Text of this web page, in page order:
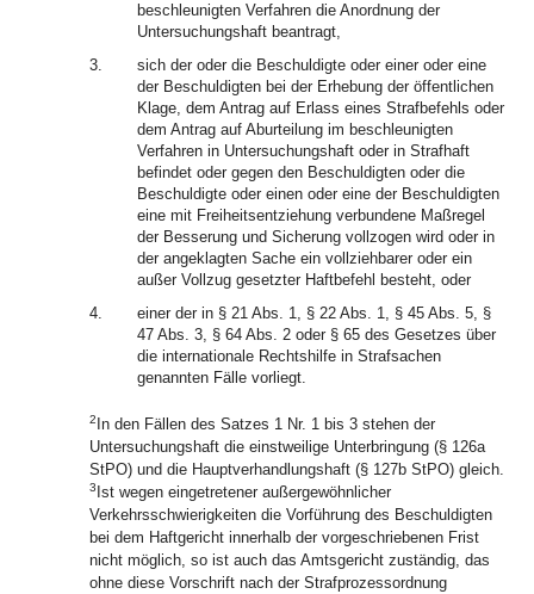
beschleunigten Verfahren die Anordnung der
Untersuchungshaft beantragt,
3.
sich der oder die Beschuldigte oder einer oder eine
der Beschuldigten bei der Erhebung der öffentlichen
Klage, dem Antrag auf Erlass eines Strafbefehls oder
dem Antrag auf Aburteilung im beschleunigten
Verfahren in Untersuchungshaft oder in Strafhaft
befindet oder gegen den Beschuldigten oder die
Beschuldigte oder einen oder eine der Beschuldigten
eine mit Freiheitsentziehung verbundene Maßregel
der Besserung und Sicherung vollzogen wird oder in
der angeklagten Sache ein vollziehbarer oder ein
außer Vollzug gesetzter Haftbefehl besteht, oder
4.
einer der in § 21 Abs. 1, § 22 Abs. 1, § 45 Abs. 5, §
47 Abs. 3, § 64 Abs. 2 oder § 65 des Gesetzes über
die internationale Rechtshilfe in Strafsachen
genannten Fälle vorliegt.
2 In den Fällen des Satzes 1 Nr. 1 bis 3 stehen der
Untersuchungshaft die einstweilige Unterbringung (§ 126a
StPO) und die Hauptverhandlungshaft (§ 127b StPO) gleich.
3 Ist wegen eingetretener außergewöhnlicher
Verkehrsschwierigkeiten die Vorführung des Beschuldigten
bei dem Haftgericht innerhalb der vorgeschriebenen Frist
nicht möglich, so ist auch das Amtsgericht zuständig, das
ohne diese Vorschrift nach der Strafprozessordnung